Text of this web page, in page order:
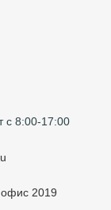
с 8:00-17:00
2019